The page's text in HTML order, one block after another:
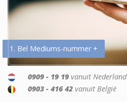
1. Bel Mediums-nummer +
0909 - 19 19 vanuit Nederland
0903 - 416 42 vanuit België